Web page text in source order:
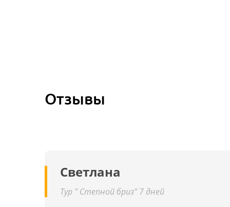
Отзывы
Светлана
Тур " Степной бриз" 7 дней